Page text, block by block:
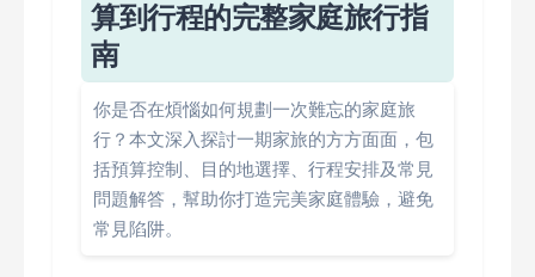
算到行程的完整家庭旅行指
南
你是否在煩惱如何規劃一次難忘的家庭旅
行？本文深入探討一期家旅的方方面面，包
括預算控制、目的地選擇、行程安排及常見
問題解答，幫助你打造完美家庭體驗，避免
常見陷阱。